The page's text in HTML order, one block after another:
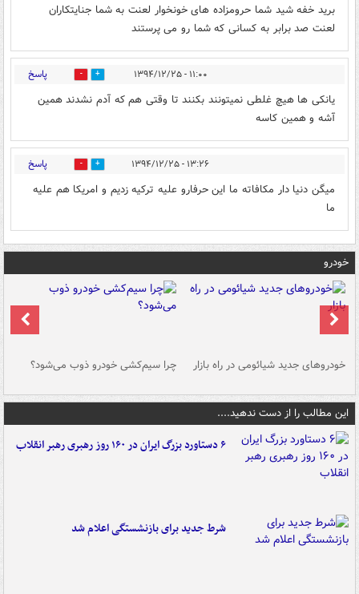
برید خفه شید شما حرومزاده های خونخوار لعنت به شما جنایتکاران
لعنت صد برابر به کسانی که شما رو می پرستند
۱۱:۰۰ - ۱۳۹۴/۱۲/۲۵ 0 پاسخ
یانکی ها هیچ غلطی نمیتونند بکنند تا وقتی هم که آدم نشدند همین
آشه و همین کاسه
۱۳:۲۶ - ۱۳۹۴/۱۲/۲۵ 0 پاسخ
میگن دنیا دار مکافاته ما این حرفارو علیه ترکیه زدیم و امریکا هم علیه
ما
خودرو
خودروهای جدید شیائومی در راه بازار چرا سیم‌کشی خودرو ذوب می‌شود؟
این مطالب را از دست ندهید....
۶ دستاورد بزرگ ایران در ۱۶۰ روز رهبری رهبر انقلاب
شرط جدید برای بازنشستگی اعلام شد